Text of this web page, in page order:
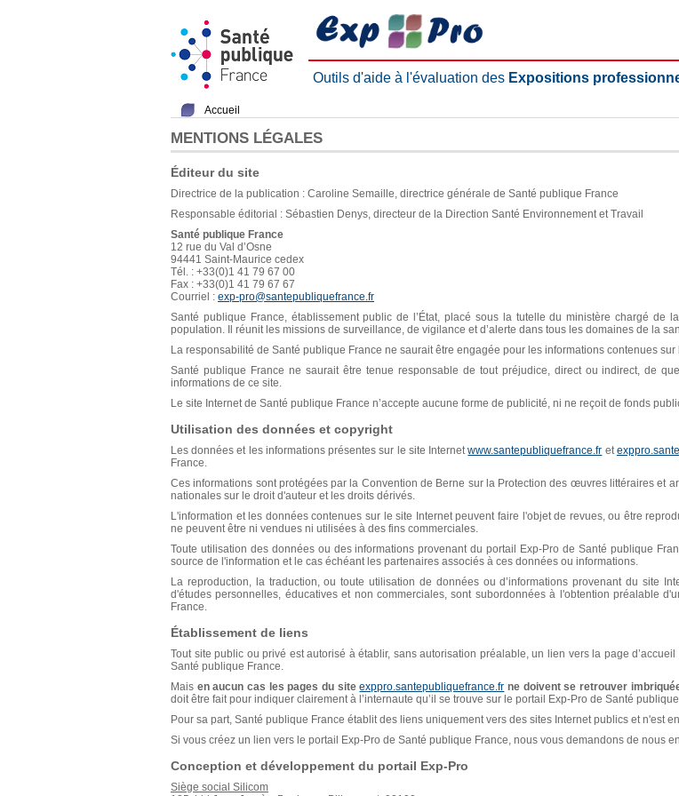
Outils d'aide à l'évaluation des Expositions
Accueil
MENTIONS LÉGALES
Éditeur du site
Directrice de la publication : Caroline Semaille, directrice générale de Santé publique France
Responsable éditorial : Sébastien Denys, directeur de la Direction Santé Environnement et Travail
Santé publique France
12 rue du Val d’Osne
94441 Saint-Maurice cedex
Tél. : +33(0)1 41 79 67 00
Fax : +33(0)1 41 79 67 67
Courriel : exp-pro@santepubliquefrance.fr
Santé publique France, établissement public de l’État, placé sous la tutelle du ministère chargé de
population. Il réunit les missions de surveillance, de vigilance et d’alerte dans tous les domaines de la
La responsabilité de Santé publique France ne saurait être engagée pour les informations contenues
Santé publique France ne saurait être tenue responsable de tout préjudice, direct ou indirect, de
informations de ce site.
Le site Internet de Santé publique France n’accepte aucune forme de publicité, ni ne reçoit de fonds
Utilisation des données et copyright
Les données et les informations présentes sur le site Internetwww.santepubliquefrance.fr et
France.
Ces informations sont protégées par la Convention de Berne sur la Protection des œuvres littéraires et
nationales sur le droit d'auteur et les droits dérivés.
L'information et les données contenues sur le site Internet peuvent faire l'objet de revues, ou être
ne peuvent être ni vendues ni utilisées à des fins commerciales.
Toute utilisation des données ou des informations provenant du portail Exp-Pro de Santé publique
source de l'information et le cas échéant les partenaires associés à ces données ou informations.
La reproduction, la traduction, ou toute utilisation de données ou d’informations provenant du site
d'études personnelles, éducatives et non commerciales, sont subordonnées à l'obtention préalable
France.
Établissement de liens
Tout site public ou privé est autorisé à établir, sans autorisation préalable, un lien vers la page
Santé publique France.
Mais en aucun cas les pages du siteexppro.santepubliquefrance.fr ne doivent se retrouver
doit être fait pour indiquer clairement à l’internaute qu’il se trouve sur le portail Exp-Pro de Santé
Pour sa part, Santé publique France établit des liens uniquement vers des sites Internet publics et n'est
Si vous créez un lien vers le portail Exp-Pro de Santé publique France, nous vous demandons de nous
Conception et développement du portail Exp-Pro
Siège social Silicom